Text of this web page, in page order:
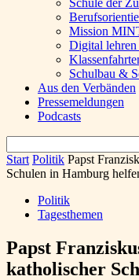
Schule der
Mission
Digital lehren
Schulbau &
Aus den Verbänden
Pressemeldungen
Podcasts
Start Politik Papst
Schulen in Hamburg
Politik
Tagesthemen
Papst
katholischer